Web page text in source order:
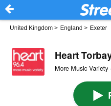
United Kingdom > England > Exeter
Heart
More Music Variety